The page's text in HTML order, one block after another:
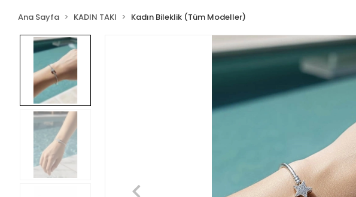
Ana Sayfa KADIN TAKI Kadın Bileklik (Tüm Modeller)